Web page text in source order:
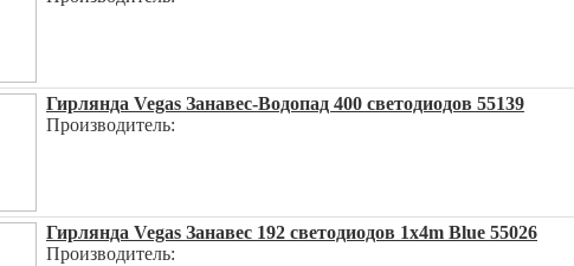
Гирлянда Vegas Занавес-Водопад 400 светодиодов 55139
Производитель:
Гирлянда Vegas Занавес 192 светодиодов 1x4m Blue 55026
Производитель: